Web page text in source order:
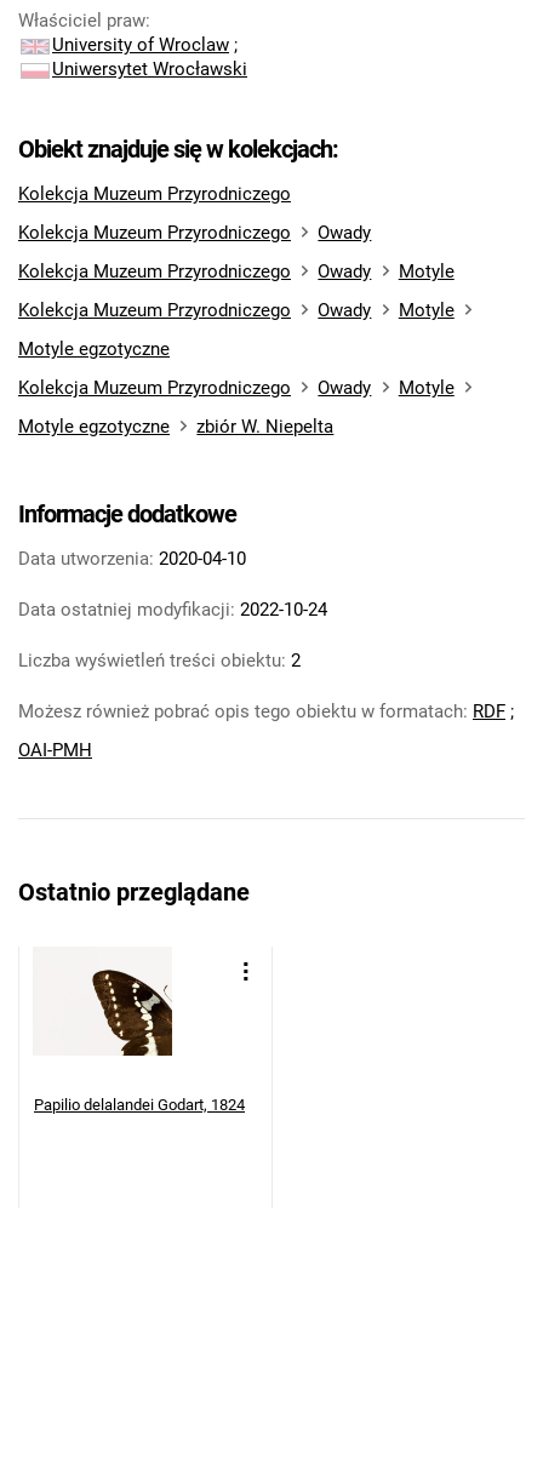
Właściciel praw:
University of Wroclaw ;
Uniwersytet Wrocławski
Obiekt znajduje się w kolekcjach:
Kolekcja Muzeum Przyrodniczego
Kolekcja Muzeum Przyrodniczego
Owady
Kolekcja Muzeum Przyrodniczego
Owady
Motyle
Kolekcja Muzeum Przyrodniczego
Owady
Motyle
Motyle egzotyczne
Kolekcja Muzeum Przyrodniczego
Owady
Motyle
Motyle egzotyczne
zbiór W. Niepelta
Informacje dodatkowe
Data utworzenia: 2020-04-10
Data ostatniej modyfikacji: 2022-10-24
Liczba wyświetleń treści obiektu: 2
Możesz również pobrać opis tego obiektu w formatach: RDF ;
OAI-PMH
Ostatnio przeglądane
Papilio delalandei Godart, 1824